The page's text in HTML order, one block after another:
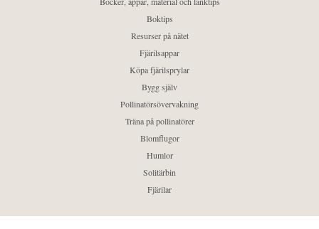
Boktips
Resurser på nätet
Fjärilsappar
Köpa fjärilsprylar
Bygg själv
Pollinatörsövervakning
Träna på pollinatörer
Blomflugor
Humlor
Solitärbin
Fjärilar